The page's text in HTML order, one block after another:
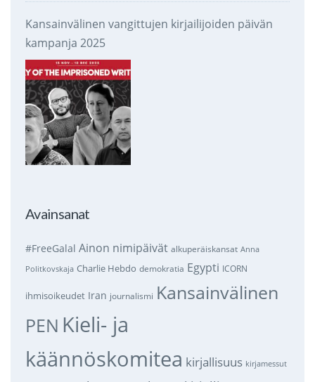
Kansainvälinen vangittujen kirjailijoiden päivän
kampanja 2025
Avainsanat
#FreeGalal Ainon nimipäivät alkuperäiskansat Anna
Politkovskaja Charlie Hebdo demokratia Egypti ICORN
ihmisoikeudet Iran journalismi Kansainvälinen
PEN Kieli- ja
käännöskomitea kirjallisuus kirjamessut